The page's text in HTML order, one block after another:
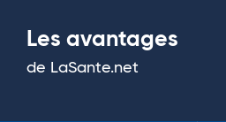
Les avantages
de LaSante.net